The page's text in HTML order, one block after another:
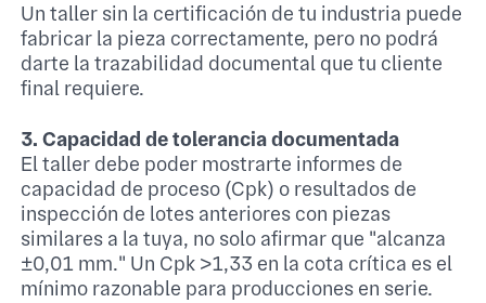
Un taller sin la certificación de tu industria puede
fabricar la pieza correctamente, pero no podrá
darte la trazabilidad documental que tu cliente
final requiere.
3. Capacidad de tolerancia documentada
El taller debe poder mostrarte informes de
capacidad de proceso (Cpk) o resultados de
inspección de lotes anteriores con piezas
similares a la tuya, no solo afirmar que "alcanza
±0,01 mm." Un Cpk >1,33 en la cota crítica es el
mínimo razonable para producciones en serie.